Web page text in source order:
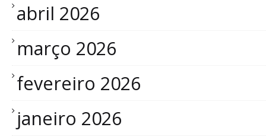
abril 2026
março 2026
fevereiro 2026
janeiro 2026